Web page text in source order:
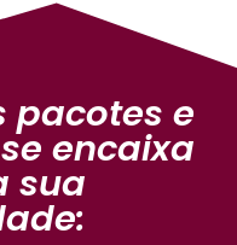
pacotes e
encaixa
sua